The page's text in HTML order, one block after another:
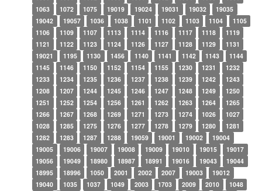
1063
1072 1075 19019 19024 19031 19032
19035
19042
19057 1036 1038 1101 1102 1103 1104
1105
1106
1109 1107 1113 1114 1116 1117 1118
1119
1121
1122 1123 1124 1126 1127 1128 1129
1131
19021
1195 1130 1456 1140 1141 1142 1143
1144
1145
1146 1150 1152 1154 1155 1230 1231
1232
1233
1234 1235 1236 1237 1238 1239 1242
1243
1208
1207 1244 1245 1246 1247 1248 1249
1250
1251
1252 1254 1256 1261 1262 1263 1264
1265
1266
1267 1268 1269 1271 1273 1274 1026
1027
1028
1285 1275 1276 1277 1278 1279 1280
1281
1282
1283 1287 1288 19059 19001 19002
19004
19005
19006 19007 19008 19009 19010 19015
19017
19056
19049 18980 18987 18991 19016 19043
19044
18995
18996 1050 2001 2002 2007 19003
19012
19040
1035 1037 1049 2003 1703 2009 2010 1048